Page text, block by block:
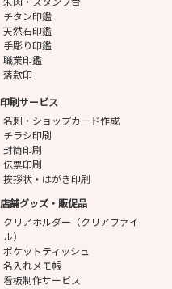
チタン印鑑
天然石印鑑
手彫り印鑑
職業印鑑
落款印
印刷サービス
名刺・ショップカード作成
チラシ印刷
封筒印刷
伝票印刷
挨拶状・はがき印刷
店舗グッズ・販促品
クリアホルダー（クリアファイ
ル）
ポケットティッシュ
名入れメモ帳
看板制作サービス